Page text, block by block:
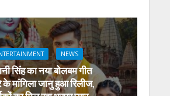
NEWS
सिंह का नया बोलबम गीत
के मांगिला जानु हुआ रिलीज,